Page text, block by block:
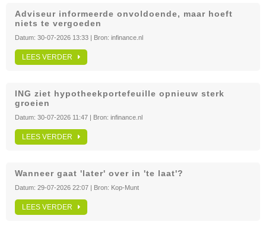
Adviseur informeerde onvoldoende, maar hoeft
niets te vergoeden
Datum: 30-07-2026 13:33 | Bron: infinance.nl
LEES VERDER
ING ziet hypotheekportefeuille opnieuw sterk
groeien
Datum: 30-07-2026 11:47 | Bron: infinance.nl
LEES VERDER
Wanneer gaat 'later' over in 'te laat'?
Datum: 29-07-2026 22:07 | Bron: Kop-Munt
LEES VERDER